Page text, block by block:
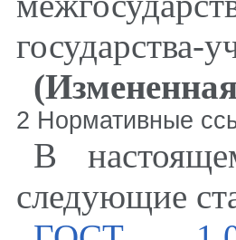
государства-
2 Нормативные
В
следующие